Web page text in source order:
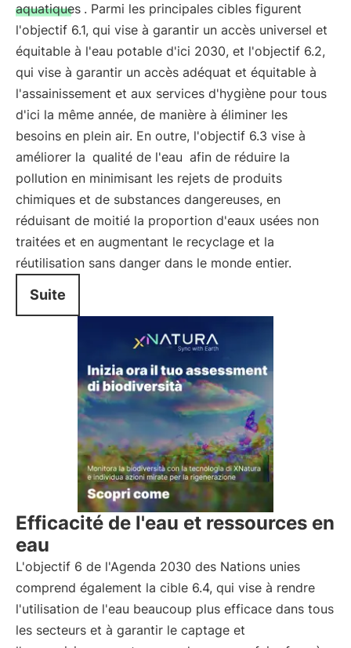
aquatiques . Parmi les principales cibles figurent
l'objectif 6.1, qui vise à garantir un accès universel et
équitable à l'eau potable d'ici 2030, et l'objectif 6.2,
qui vise à garantir un accès adéquat et équitable à
l'assainissement et aux services d'hygiène pour tous
d'ici la même année, de manière à éliminer les
besoins en plein air. En outre, l'objectif 6.3 vise à
améliorer la qualité de l'eau afin de réduire la
pollution en minimisant les rejets de produits
chimiques et de substances dangereuses, en
réduisant de moitié la proportion d'eaux usées non
traitées et en augmentant le recyclage et la
réutilisation sans danger dans le monde entier.
Suite
Efficacité de l'eau et ressources en
eau
L'objectif 6 de l'Agenda 2030 des Nations unies
comprend également la cible 6.4, qui vise à rendre
l'utilisation de l'eau beaucoup plus efficace dans tous
les secteurs et à garantir le captage et